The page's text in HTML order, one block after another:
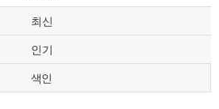
최신
인기
색인